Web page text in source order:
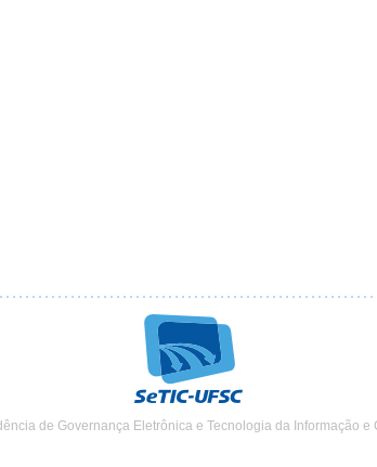
de Governança Eletrônica e Tecnologia da Informação e